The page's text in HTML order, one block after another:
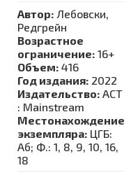
Автор: Лебовски,
Редгрейн
Возрастное
ограничение: 16+
Объем: 416
Год издания: 2022
Издательство: АСТ
: Mainstream
Местонахождение
экземпляра: ЦГБ:
Аб; Ф.: 1, 8, 9, 10, 16,
18